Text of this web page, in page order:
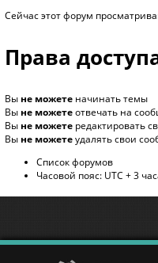
Сейчас этот форум
Права
Вы не можете начинать темы
Вы не можетеотвечать на
Вы не можете редактировать
Вы не можетеудалять свои
Список форумов
Часовой пояс: UTC + 3